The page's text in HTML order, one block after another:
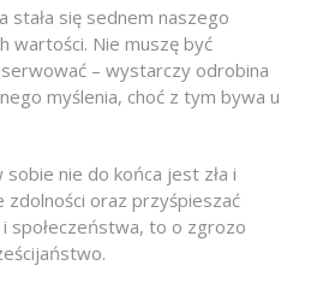
stała się sednem naszego
wartości. Nie muszę być
– wystarczy odrobina
myślenia, choć z tym bywa u
nie do końca jest zła i
oraz przyśpieszać
społeczeństwa, to o zgrozo